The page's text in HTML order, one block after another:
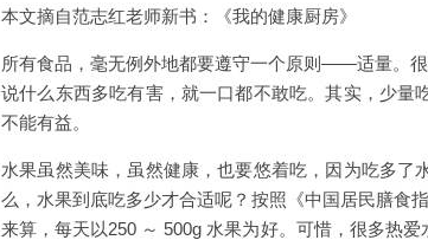
本文摘自范志红老师新书：《我的健康厨房》
所有食品，毫无例外地都要遵守一个原则——适量。
说什么东西多吃有害，就一口都不敢吃。其实，少
不能有益。
水果虽然美味，虽然健康，也要悠着吃，因为吃多
么，水果到底吃多少才合适呢？按照《中国居民膳食
来算，每天以250 ～ 500g 水果为好。可惜，很多热